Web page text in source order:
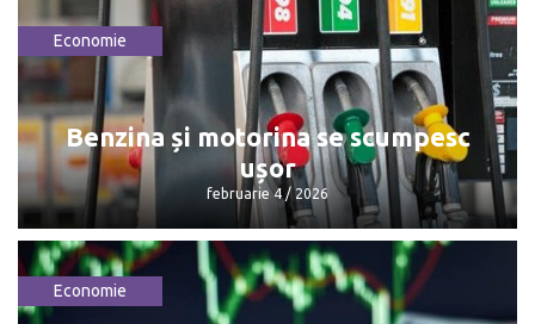
Economie
Benzina și motorina se scumpesc
ușor
februarie 4 / 2026
Economie